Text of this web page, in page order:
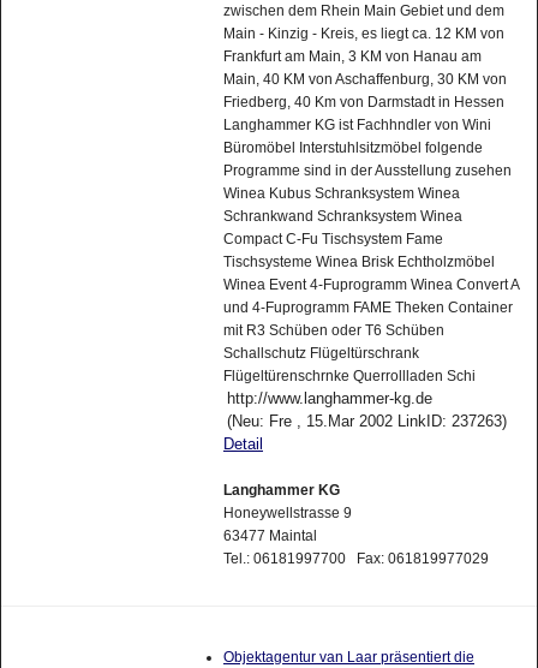
zwischen dem Rhein Main Gebiet und dem
Main - Kinzig - Kreis, es liegt ca. 12 KM von
Frankfurt am Main, 3 KM von Hanau am
Main, 40 KM von Aschaffenburg, 30 KM von
Friedberg, 40 Km von Darmstadt in Hessen
Langhammer KG ist Fachhndler von Wini
Büromöbel Interstuhlsitzmöbel folgende
Programme sind in der Ausstellung zusehen
Winea Kubus Schranksystem Winea
Schrankwand Schranksystem Winea
Compact C-Fu Tischsystem Fame
Tischsysteme Winea Brisk Echtholzmöbel
Winea Event 4-Fuprogramm Winea Convert A
und 4-Fuprogramm FAME Theken Container
mit R3 Schüben oder T6 Schüben
Schallschutz Flügeltürschrank
Flügeltürenschrnke Querrollladen Schi
http://www.langhammer-kg.de
(Neu: Fre , 15.Mar 2002 LinkID: 237263)
Detail
Langhammer KG
Honeywellstrasse 9
63477 Maintal
Tel.: 06181997700 Fax: 061819977029
Objektagentur van Laar präsentiert die